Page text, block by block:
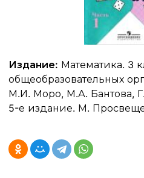
Издание: Математика. 3
общеобразовательных
М.И. Моро, М.А. Бантова,
5-е издание. М.